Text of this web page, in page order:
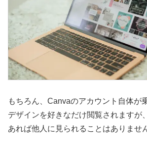
もちろん、Canvaのアカウント自体が
デザインを好きなだけ閲覧されますが
あれば他人に見られることはありませ